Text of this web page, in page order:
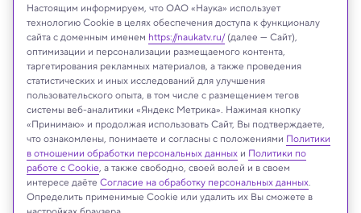
Сергей Мурахтин возле установки КОТ.
Фото - Юлия Клюшникова. ИЯФ СО РАН
На сайте могут быть использованы материалы
Настоящим информируем, что ОАО «Наука» использует
технологию Cookie в целях обеспечения доступа к функционалу
сайта с доменным именем https://naukatv.ru/(далее — Сайт),
оптимизации и персонализации размещаемого контента,
таргетирования рекламных материалов, а также проведения
статистических и иных исследований для улучшения
пользовательского опыта, в том числе с размещением тегов
системы веб-аналитики «Яндекс Метрика». Нажимая кнопку
«Принимаю» и продолжая использовать Сайт, Вы подтверждаете,
что ознакомлены, понимаете и согласны с положениями Политики
в отношении обработки персональных данных и Политики по
работе с Cookie, а также свободно, своей волей и в своем
интересе даёте Согласие на обработку персональных данных.
Определить применимые Cookie или удалить их Вы сможете в